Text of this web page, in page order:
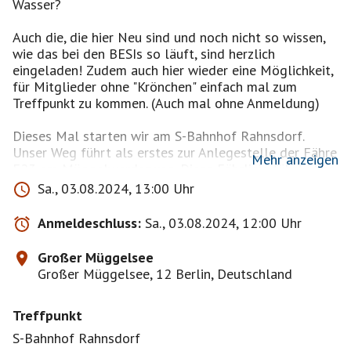
Wasser?
Auch die, die hier Neu sind und noch nicht so wissen,
wie das bei den BESIs so läuft, sind herzlich
eingeladen! Zudem auch hier wieder eine Möglichkeit,
für Mitglieder ohne "Krönchen" einfach mal zum
Treffpunkt zu kommen. (Auch mal ohne Anmeldung)
Dieses Mal starten wir am S-Bahnhof Rahnsdorf.
Unser Weg führt als erstes zur Anlegestelle der Fähre
F23 am Müggelwerderweg. Diese Fährlinie führt über
mehrere Haltestellen zur Kruggasse. Den Aufenthalt,
bis es mit der Fähre F24 weiter geht, kann man bei der
Müggelseefischerei zu einem kleinen Fischimbiss
nutzen. Dann heißt es aufrücken und stillsitzen! Mit
der "Paule III" geht es an das andere Ufer der Spree,
wo der nächste Teil unserer Wanderung startet. Durch
den Wald geht es um den kleinen Müggelsee herum,
Müggelsee erreichen. Weiter geht es entlang des
Seeufers bis zum Biergarten Rübezahl. Hier ist eine
Mehr anzeigen
Sa., 03.08.2024, 13:00 Uhr
Anmeldeschluss: Sa., 03.08.2024, 12:00 Uhr
Großer Müggelsee
Großer Müggelsee, 12 Berlin, Deutschland
Treffpunkt
S-Bahnhof Rahnsdorf